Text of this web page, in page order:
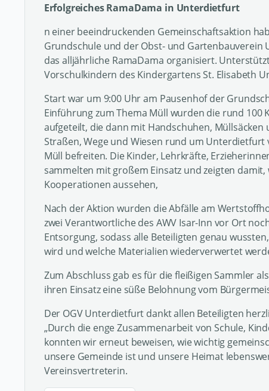
Erfolgreiches RamaDama in Unterdietfurt
n einer beeindruckenden Gemeinschaftsaktion
Grundschule und der Obst- und
das alljährliche RamaDama organisiert.
Vorschulkindern des Kindergartens St. Elisabeth
Start war um 9:00 Uhr am Pausenhof der
Einführung zum Thema Müll wurden die rund 100
aufgeteilt, die dann mit Handschuhen,
Straßen, Wege und Wiesen rund um Unterdietfurt
Müll befreiten. Die Kinder, Lehrkräfte,
sammelten mit großem Einsatz und zeigten damit,
Kooperationen aussehen,
Nach der Aktion wurden die Abfälle am
zwei Verantwortliche des AWV Isar-Inn vor Ort
Entsorgung, sodass alle Beteiligten genau
wird und welche Materialien wiederverwertet
Zum Abschluss gab es für die fleißigen Sammler
ihren Einsatz eine süße Belohnung vom
Der OGV Unterdietfurt dankt allen Beteiligten
„Durch die enge Zusammenarbeit von Schule,
konnten wir erneut beweisen, wie wichtig
unsere Gemeinde ist und unsere Heimat
Vereinsvertreterin.